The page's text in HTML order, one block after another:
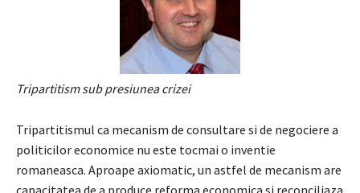
Tripartitism sub presiunea crizei
Tripartitismul ca mecanism de consultare si de negociere a
politicilor economice nu este tocmai o inventie
romaneasca. Aproape axiomatic, un astfel de mecanism are
capacitatea de a produce reforma economica si reconciliaza